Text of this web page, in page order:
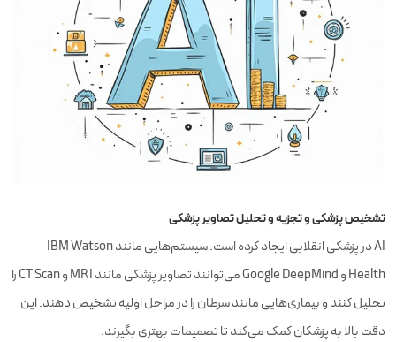
تشخیص پزشکی و تجزیه و تحلیل تصاویر پزشکی
AI در پزشکی انقلابی ایجاد کرده است. سیستم‌هایی مانند IBM Watson
Health و Google DeepMind می‌توانند تصاویر پزشکی مانند MRI و CT Scan را
تحلیل کنند و بیماری‌هایی مانند سرطان را در مراحل اولیه تشخیص دهند. این
دقت بالا به پزشکان کمک می‌کند تا تصمیمات بهتری بگیرند.